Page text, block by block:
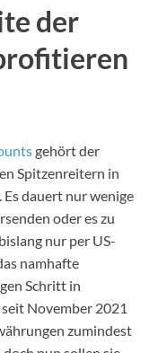
der
gehört der
Spitzenreitern in
dauert nur wenige
oder es zu
nur per US-
namhafte
Schritt in
November 2021
zumindest